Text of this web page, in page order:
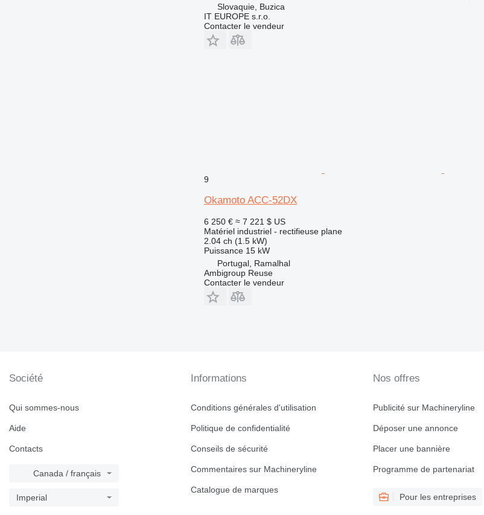
Slovaquie, Buzica
IT EUROPE s.r.o.
Contacter le vendeur
9
Okamoto ACC-52DX
6 250 € ≈ 7 221 $ US
Matériel industriel - rectifieuse plane
2.04 ch (1.5 kW)
Puissance 15 kW
Portugal, Ramalhal
Ambigroup Reuse
Contacter le vendeur
Société
Qui sommes-nous
Aide
Contacts
Canada / français
Imperial
Informations
Conditions générales d'utilisation
Politique de confidentialité
Conseils de sécurité
Commentaires sur Machineryline
Catalogue de marques
Nos offres
Publicité sur Machineryline
Déposer une annonce
Placer une bannière
Programme de partenariat
Pour les entreprises